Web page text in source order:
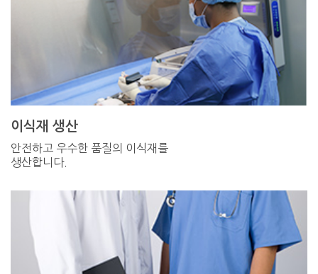
이식재 생산
안전하고 우수한 품질의 이식재를
생산합니다.